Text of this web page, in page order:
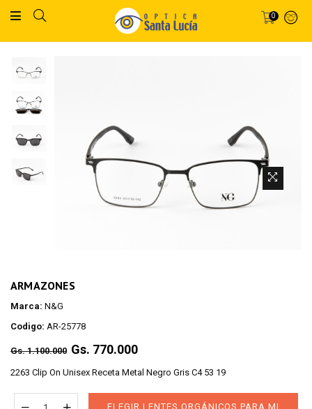
0
ARMAZONES
Marca: N&G
Codigo: AR-25778
Regular
Gs. 1.100.000 Gs. 770.000
2263 Clip On Unisex Receta Metal Negro Gris C4 53 19
ELEGIR LENTES ORGÁNICOS PARA MI